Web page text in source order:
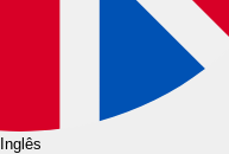
Inglês